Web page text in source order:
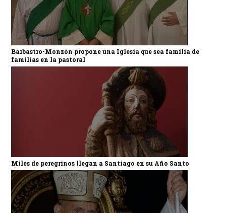
Barbastro-Monzón propone una Iglesia que sea familia de
familias en la pastoral
Miles de peregrinos llegan a Santiago en su Año Santo